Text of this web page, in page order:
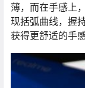
薄，而在手感上
现括弧曲线，握
获得更舒适的手感